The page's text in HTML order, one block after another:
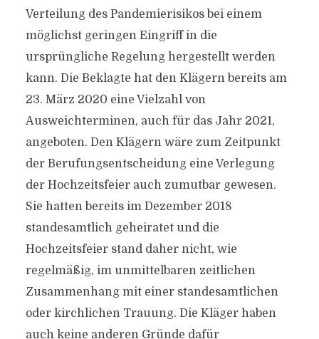
Verteilung des Pandemierisikos bei einem
möglichst geringen Eingriff in die
ursprüngliche Regelung hergestellt werden
kann. Die Beklagte hat den Klägern bereits am
23. März 2020 eine Vielzahl von
Ausweichterminen, auch für das Jahr 2021,
angeboten. Den Klägern wäre zum Zeitpunkt
der Berufungsentscheidung eine Verlegung
der Hochzeitsfeier auch zumutbar gewesen.
Sie hatten bereits im Dezember 2018
standesamtlich geheiratet und die
Hochzeitsfeier stand daher nicht, wie
regelmäßig, im unmittelbaren zeitlichen
Zusammenhang mit einer standesamtlichen
oder kirchlichen Trauung. Die Kläger haben
auch keine anderen Gründe dafür